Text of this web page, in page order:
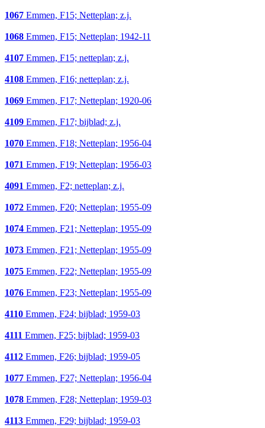
1067 Emmen, F15; Netteplan; z.j.
1068 Emmen, F15; Netteplan; 1942-11
4107 Emmen, F15; netteplan; z.j.
4108 Emmen, F16; netteplan; z.j.
1069 Emmen, F17; Netteplan; 1920-06
4109 Emmen, F17; bijblad; z.j.
1070 Emmen, F18; Netteplan; 1956-04
1071 Emmen, F19; Netteplan; 1956-03
4091 Emmen, F2; netteplan; z.j.
1072 Emmen, F20; Netteplan; 1955-09
1074 Emmen, F21; Netteplan; 1955-09
1073 Emmen, F21; Netteplan; 1955-09
1075 Emmen, F22; Netteplan; 1955-09
1076 Emmen, F23; Netteplan; 1955-09
4110 Emmen, F24; bijblad; 1959-03
4111 Emmen, F25; bijblad; 1959-03
4112 Emmen, F26; bijblad; 1959-05
1077 Emmen, F27; Netteplan; 1956-04
1078 Emmen, F28; Netteplan; 1959-03
4113 Emmen, F29; bijblad; 1959-03